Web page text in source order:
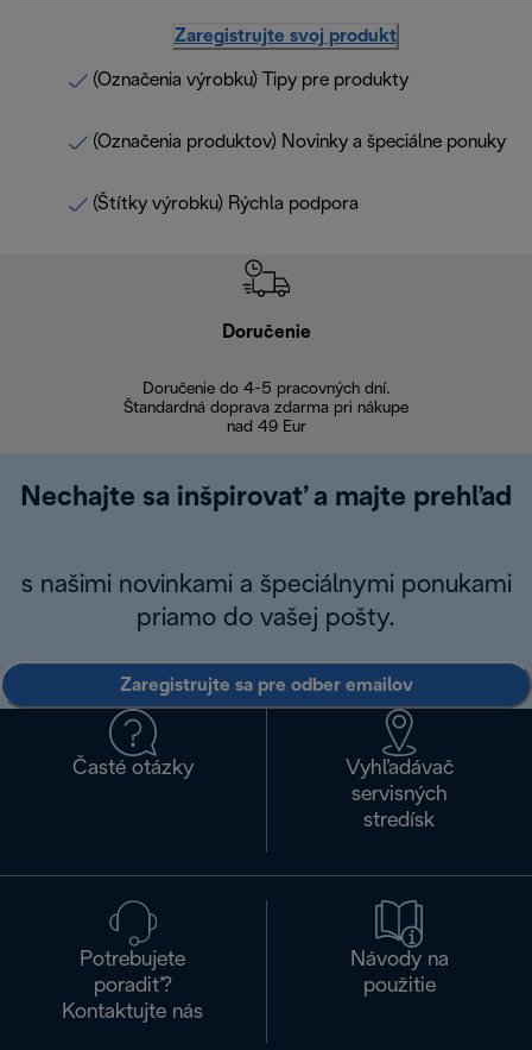
Zaregistrujte svoj produkt
(Označenia výrobku) Tipy pre produkty
(Označenia produktov) Novinky a špeciálne ponuky
(Štítky výrobku) Rýchla podpora
Doručenie
Doručenie do 4-5 pracovných dní.
Štandardná doprava zdarma pri nákupe
nad 49 Eur
Nechajte sa inšpirovať a majte prehľad
s našimi novinkami a špeciálnymi ponukami
priamo do vašej pošty.
Zaregistrujte sa pre odber emailov
Časté otázky
Vyhľadávač
servisných
stredísk
Potrebujete
poradiť?
Kontaktujte nás
Návody na
použitie